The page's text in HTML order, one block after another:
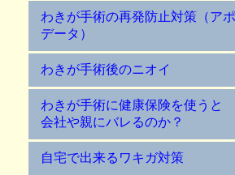
わきが手術の再発防止対策（ア
データ）
わきが手術後のニオイ
わきが手術に健康保険を使うと
会社や親にバレるのか？
自宅で出来るワキガ対策